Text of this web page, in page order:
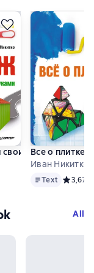
своими руками
3 на основе 4
Все о плитке.
Иван Никитко
TextText 3,67
All